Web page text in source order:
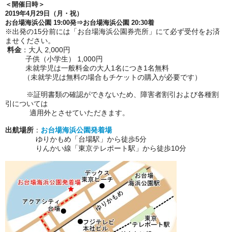
＜開催日時＞
2019年4月29日（月・祝）
お台場海浜公園 19:00発⇒お台場海浜公園 20:30着
※出発の15分前には「お台場海浜公園券売所」にて必ず受付をお済
ませください。
料金 ：大人 2,000円
子供（小学生） 1,000円
未就学児は一般料金の大人1名につき1名無料
（未就学児は無料の場合もチケットの購入が必要です）
※証明書類の確認ができないため、障害者割引および各種割
引については
適用外とさせていただきます。
出航場所 ： お台場海浜公園発着場
ゆりかもめ「台場駅」から徒歩5分
りんかい線「東京テレポート駅」から徒歩10分